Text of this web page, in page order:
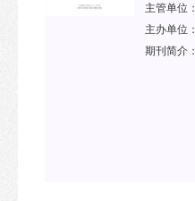
主管单位：
主办单位：
期刊简介：